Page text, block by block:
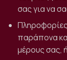
σας για να
παράπονα
μέρους σας,